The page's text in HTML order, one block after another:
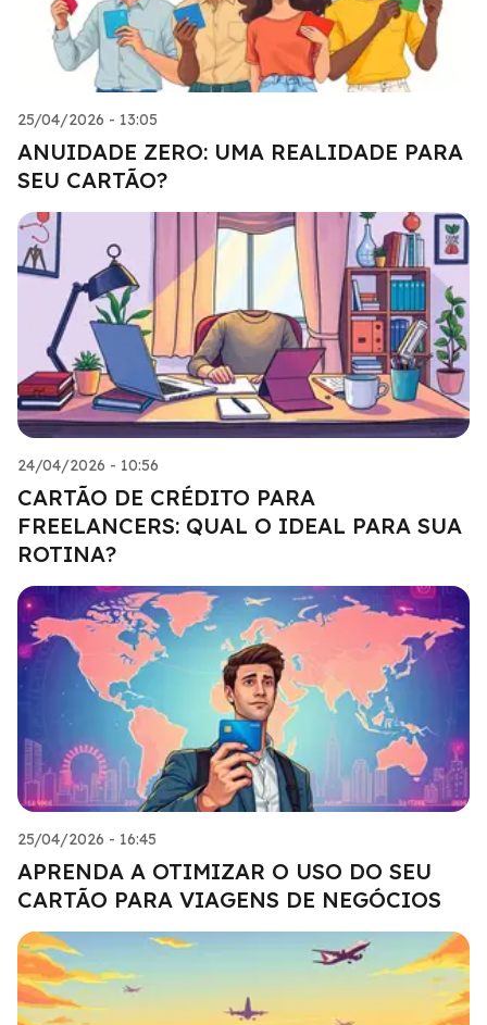
25/04/2026 - 13:05
ANUIDADE ZERO: UMA REALIDADE PARA
SEU CARTÃO?
24/04/2026 - 10:56
CARTÃO DE CRÉDITO PARA
FREELANCERS: QUAL O IDEAL PARA SUA
ROTINA?
25/04/2026 - 16:45
APRENDA A OTIMIZAR O USO DO SEU
CARTÃO PARA VIAGENS DE NEGÓCIOS